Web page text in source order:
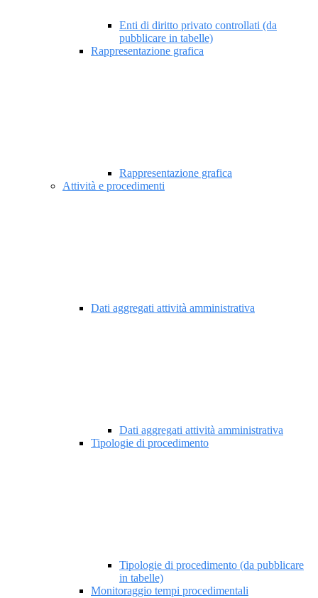
Enti di diritto privato controllati (da
pubblicare in tabelle)
Rappresentazione grafica
Rappresentazione grafica
Attività e procedimenti
Dati aggregati attività amministrativa
Dati aggregati attività amministrativa
Tipologie di procedimento
Tipologie di procedimento (da pubblicare
in tabelle)
Monitoraggio tempi procedimentali